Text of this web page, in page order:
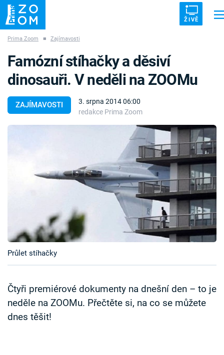
ŽIVĚ
VETŘELCI DÁVNOVĚKU
Časopis
Sledujte prima+
Přihlášení
Prima Zoom ■ Zajímavosti
ZAJÍMAVOSTI
3. srpna 2014 06:00
redakce Prima Zoom
Famózní stíhačky a děsiví
dinosauři. V neděli na ZOOMu
Průlet stíhačky
Čtyři premiérové dokumenty na dnešní den – to je
neděle na ZOOMu. Přečtěte si, na co se můžete
dnes těšit!